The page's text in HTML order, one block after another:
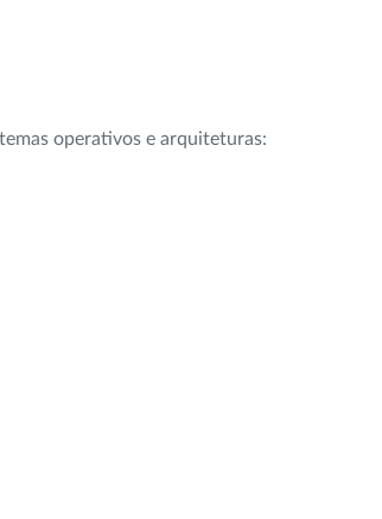
operativos e arquiteturas: